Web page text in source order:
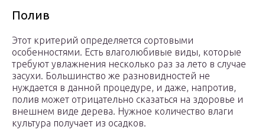
Полив
Этот критерий определяется сортовыми
особенностями. Есть влаголюбивые виды, которые
требуют увлажнения несколько раз за лето в случае
засухи. Большинство же разновидностей не
нуждается в данной процедуре, и даже, напротив,
полив может отрицательно сказаться на здоровье и
внешнем виде дерева. Нужное количество влаги
культура получает из осадков.